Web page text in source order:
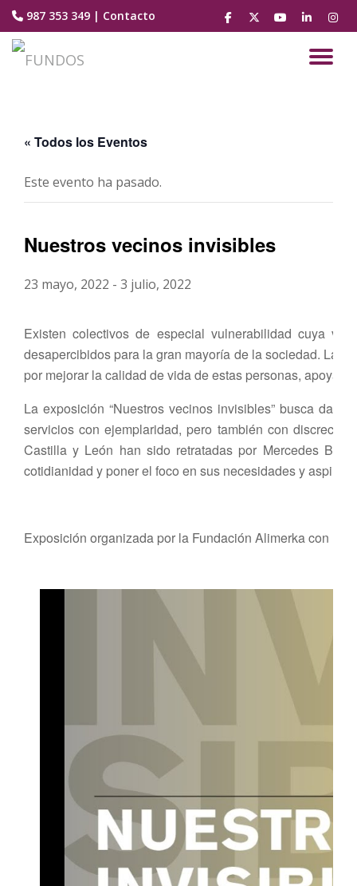
Saltar
contenido
987 353 349 | Contacto
fa-
facebook
fa-
brands
fa-
youtube-
fa-
linkedin
fa-
« Todos los Eventos
Este evento ha pasado.
Nuestros vecinos invisibles
23 mayo, 2022 - 3 julio, 2022
Existen colectivos de especial vulnerabilidad cuya
desapercibidos para la gran mayoría de la sociedad. La
por mejorar la calidad de vida de estas personas,
La exposición “Nuestros vecinos invisibles” busca dar
servicios con ejemplaridad, pero también con
Castilla y León han sido retratadas por Mercedes
cotidianidad y poner el foco en sus necesidades y
Exposición organizada por la Fundación Alimerka con la